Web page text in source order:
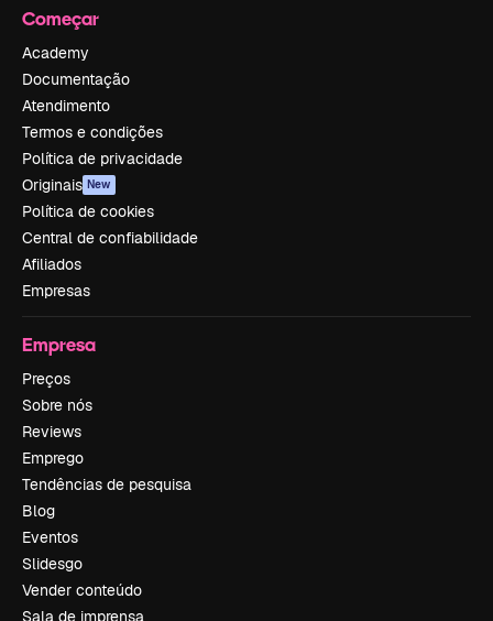
Começar
Academy
Documentação
Atendimento
Termos e condições
Política de privacidade
Originais New
Política de cookies
Central de confiabilidade
Afiliados
Empresas
Empresa
Preços
Sobre nós
Reviews
Emprego
Tendências de pesquisa
Blog
Eventos
Slidesgo
Vender conteúdo
Sala de imprensa